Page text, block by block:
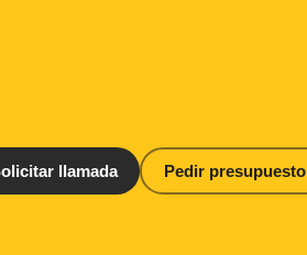
llamada Pedir presupuesto